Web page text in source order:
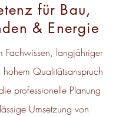
für Bau,
& Energie
Fachwissen, langjähriger
hohem Qualitätsanspruch
professionelle Planung
Umsetzung von